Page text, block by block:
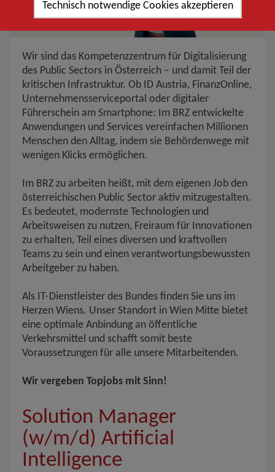
Beschreibung des BRZ
Wir sind das Kompetenzzentrum für Digitalisierung
des Public Sectors in Österreich – und damit Teil der
kritischen Infrastruktur. Ob ID Austria, FinanzOnline,
Unternehmensserviceportal oder digitaler
Führerschein am Smartphone: Im BRZ entwickelte
Anwendungen und Services vereinfachen Millionen
Menschen den Alltag, indem sie Behördenwege mit
wenigen Klicks ermöglichen.
Im BRZ zu arbeiten heißt, mit dem eigenen Job den
österreichischen Public Sector aktiv mitzugestalten.
Es bedeutet, modernste Technologien und
Arbeitsweisen zu nutzen, Freiraum für Innovationen
zu erhalten, Teil eines diversen und kraftvollen
Teams zu sein und einen verantwortungsbewussten
Arbeitgeber zu haben.
Als IT-Dienstleister des Bundes finden Sie uns im
Herzen Wiens. Unser Standort in Wien Mitte bietet
eine optimale Anbindung an öffentliche
Verkehrsmittel und schafft somit beste
Voraussetzungen für alle unsere Mitarbeitenden.
Wir vergeben Topjobs mit Sinn!
Solution Manager
(w/m/d) Artificial
Intelligence
Technisch notwendige Cookies akzeptieren